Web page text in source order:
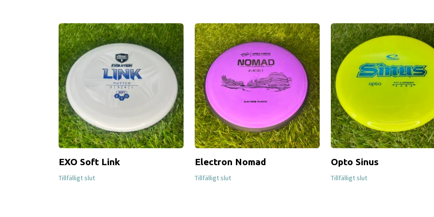
EXO Soft Link
Tillfälligt slut
Electron Nomad
Tillfälligt slut
Opto Sinus
Tillfälligt slut